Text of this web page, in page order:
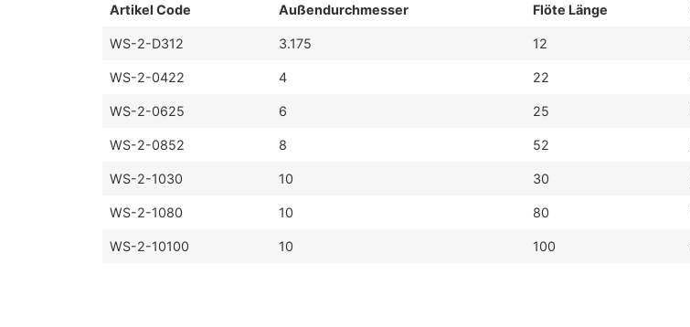
Artikel Code Außendurchmesser Flöte Länge
WS-2-D312 3.175 12
WS-2-0422 4 22
WS-2-0625 6 25
WS-2-0852 8 52
WS-2-1030 10 30
WS-2-1080 10 80
WS-2-10100 10 100